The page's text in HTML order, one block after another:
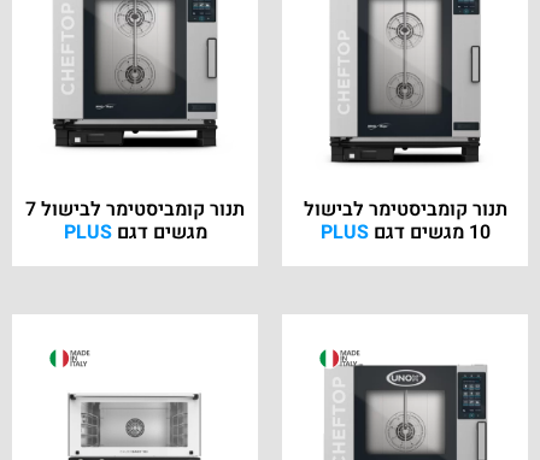
תנור קומביסטימר לבישול
10 מגשים דגם PLUS
תנור קומביסטימר לבישול 7
מגשים דגםPLUS